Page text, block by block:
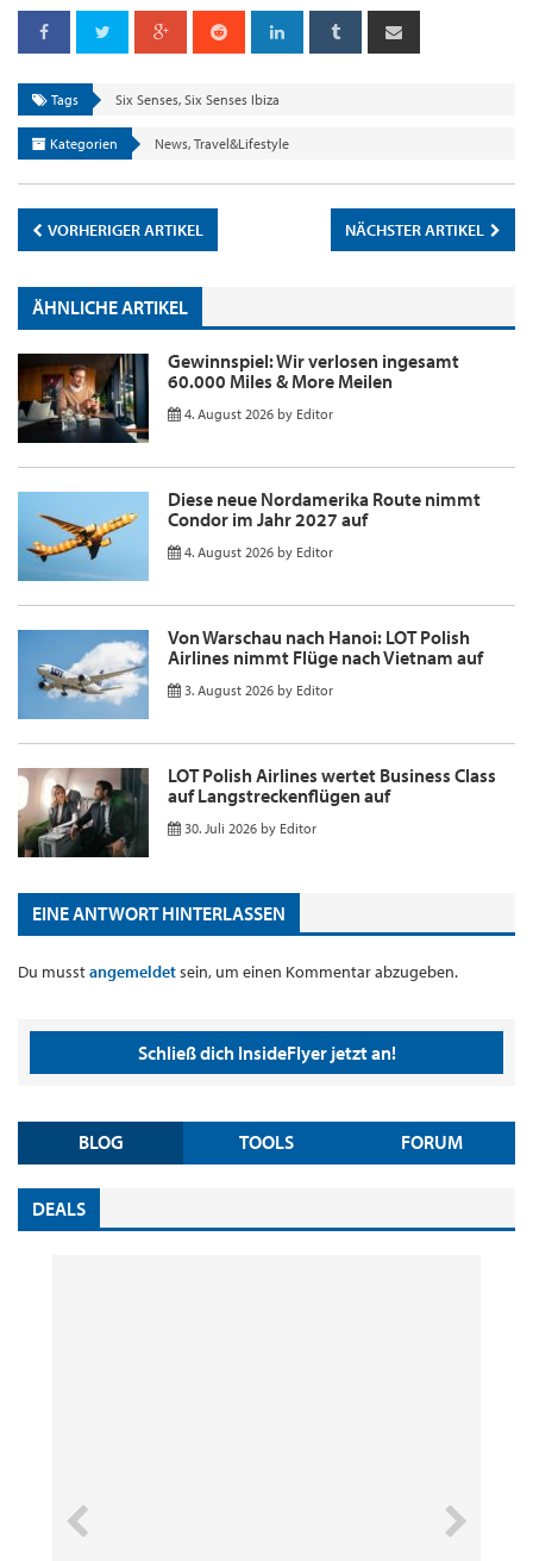
Tags Six Senses, Six Senses Ibiza
Kategorien News, Travel&Lifestyle
VORHERIGER ARTIKEL NÄCHSTER ARTIKEL
ÄHNLICHE ARTIKEL
Gewinnspiel: Wir verlosen ingesamt
60.000 Miles & More Meilen
4. August 2026 by Editor
Diese neue Nordamerika Route nimmt
Condor im Jahr 2027 auf
4. August 2026 by Editor
Von Warschau nach Hanoi: LOT Polish
Airlines nimmt Flüge nach Vietnam auf
3. August 2026 by Editor
LOT Polish Airlines wertet Business Class
auf Langstreckenflügen auf
30. Juli 2026 by Editor
EINE ANTWORT HINTERLASSEN
Du musstangemeldetsein, um einen Kommentar abzugeben.
Schließ dich InsideFlyer jetzt an!
BLOG TOOLS FORUM
DEALS